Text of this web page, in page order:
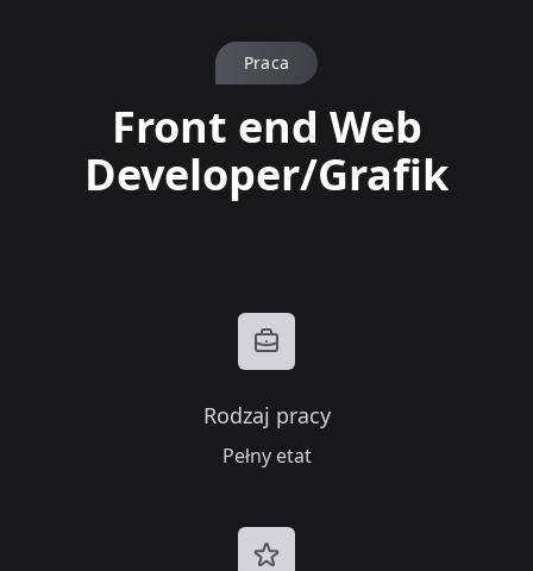
Praca
Front end Web
Developer/Grafik
Rodzaj pracy
Pełny etat